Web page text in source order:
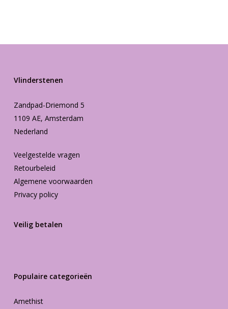
Vlinderstenen
Zandpad-Driemond 5
1109 AE, Amsterdam
Nederland
Veelgestelde vragen
Retourbeleid
Algemene voorwaarden
Privacy policy
Veilig betalen
Populaire categorieën
Amethist